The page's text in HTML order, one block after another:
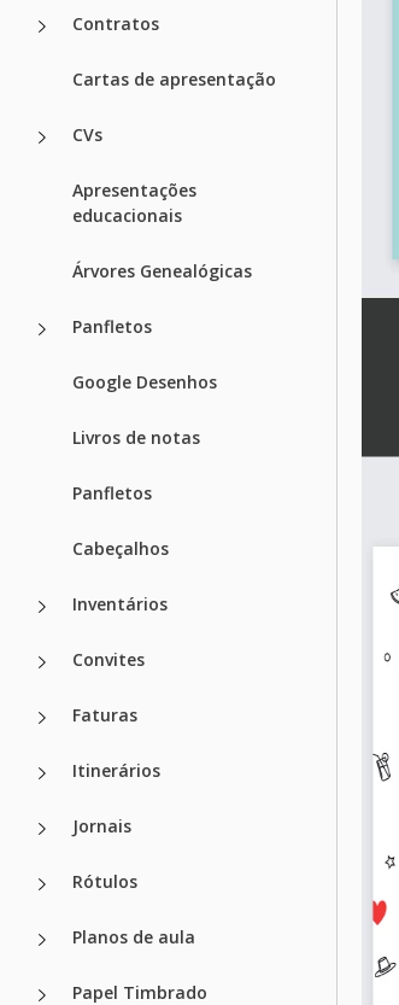
Contratos
Cartas de apresentação
CVs
Apresentações
educacionais
Árvores Genealógicas
Panfletos
Google Desenhos
Livros de notas
Panfletos
Cabeçalhos
Inventários
Convites
Faturas
Itinerários
Jornais
Rótulos
Planos de aula
Papel Timbrado